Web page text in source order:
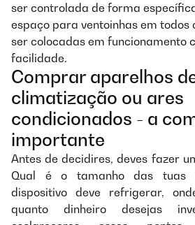
ser controlada de forma
espaço para ventoinhas em todos
ser colocadas em funcionamento
facilidade.
Comprar aparelhos
climatização ou ares
condicionados - a
importante
Antes de decidires, deves fazer
Qual é o tamanho das tuas
dispositivo deve refrigerar,
quanto dinheiro desejas